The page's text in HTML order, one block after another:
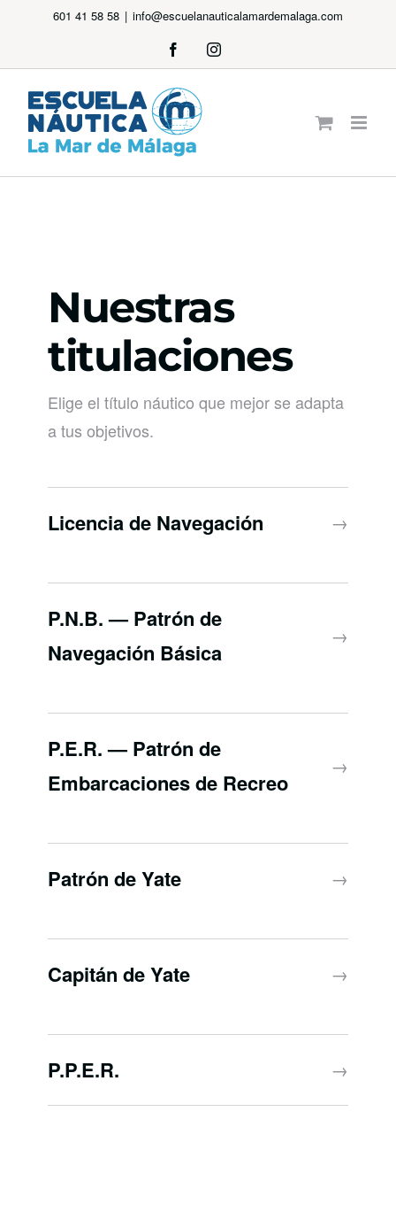
601 41 58 58 | info@escuelanauticalamardemalaga.com
FacebookInstagram
Nuestras
titulaciones
Elige el título náutico que mejor se adapta
a tus objetivos.
Licencia de Navegación →
P.N.B. — Patrón de
Navegación Básica
→
P.E.R. — Patrón de
Embarcaciones de Recreo
→
Patrón de Yate →
Capitán de Yate →
P.P.E.R. →